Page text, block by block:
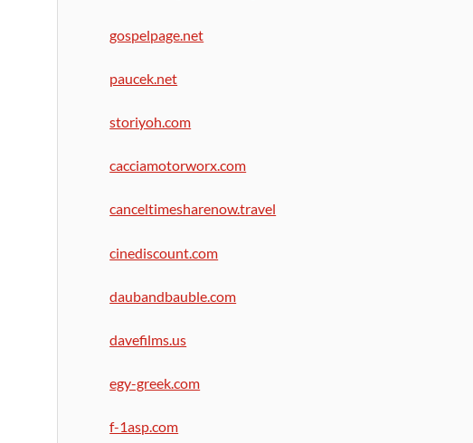
gospelpage.net
paucek.net
storiyoh.com
cacciamotorworx.com
canceltimesharenow.travel
cinediscount.com
daubandbauble.com
davefilms.us
egy-greek.com
f-1asp.com